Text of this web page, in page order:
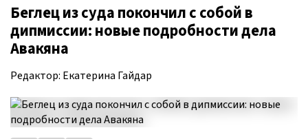
Беглец из суда покончил с собой в
дипмиссии: новые подробности дела
Авакяна
Редактор: Екатерина Гайдар